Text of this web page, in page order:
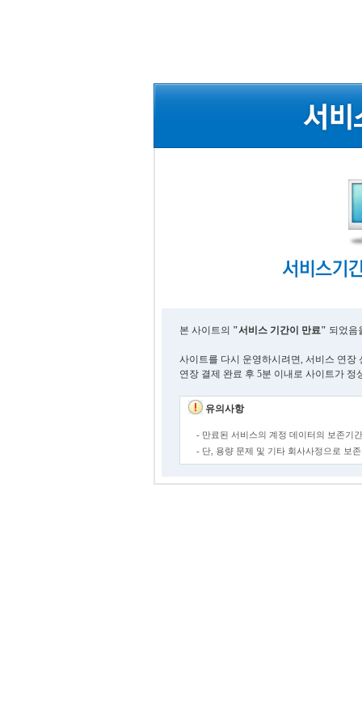
본 사이트의 "서비스 기간이 만료" 되었음
사이트를 다시 운영하시려면, 서비스 연장
연장 결제 완료 후 5분 이내로 사이트가 정
유의사항
- 만료된 서비스의 계정 데이터의 보존기
- 단, 용량 문제 및 기타 회사사정으로 보